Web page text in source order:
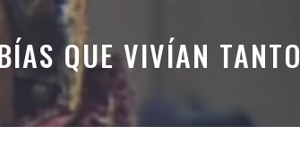
QUE VIVÍAN TANTO